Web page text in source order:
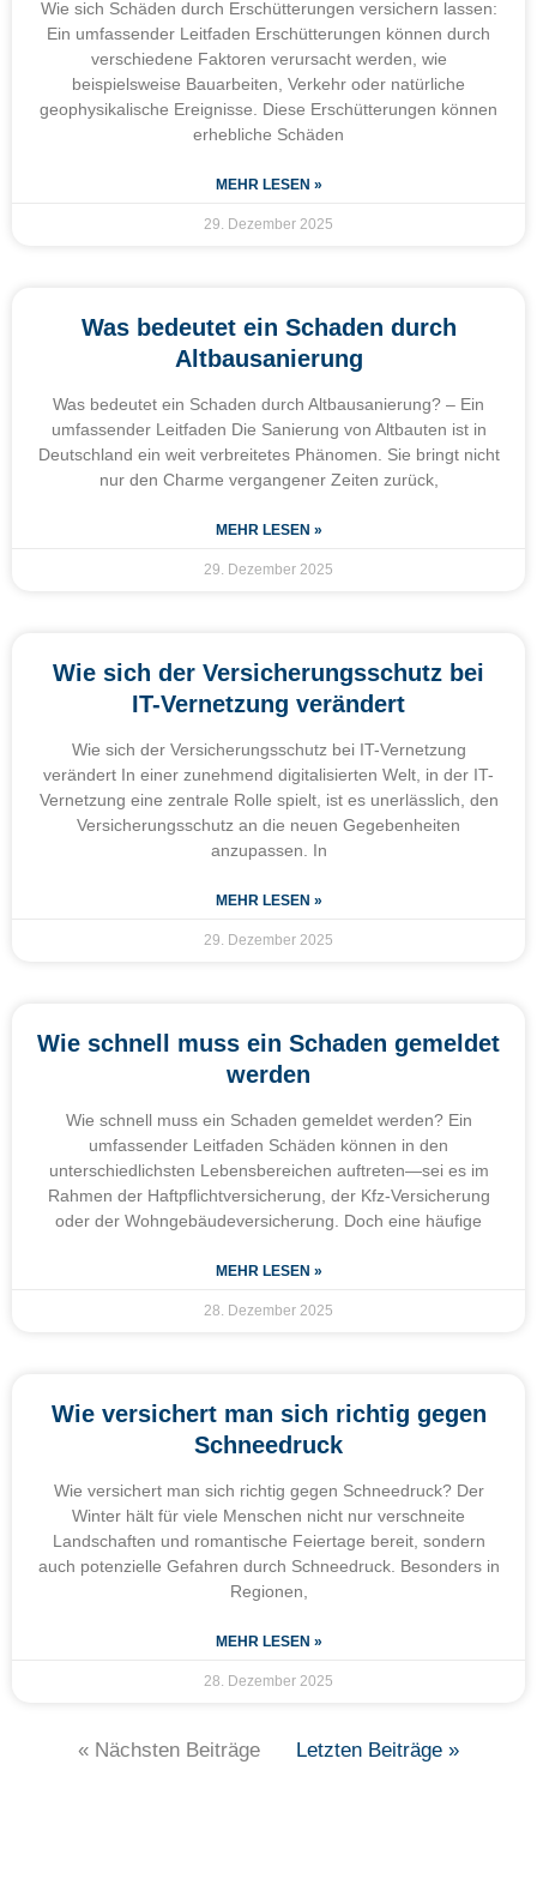
Wie sich Schäden durch Erschütterungen versichern lassen:
Ein umfassender Leitfaden Erschütterungen können durch
verschiedene Faktoren verursacht werden, wie
beispielsweise Bauarbeiten, Verkehr oder natürliche
geophysikalische Ereignisse. Diese Erschütterungen können
erhebliche Schäden
MEHR LESEN »
29. Dezember 2025
Was bedeutet ein Schaden durch
Altbausanierung
Was bedeutet ein Schaden durch Altbausanierung? – Ein
umfassender Leitfaden Die Sanierung von Altbauten ist in
Deutschland ein weit verbreitetes Phänomen. Sie bringt nicht
nur den Charme vergangener Zeiten zurück,
MEHR LESEN »
29. Dezember 2025
Wie sich der Versicherungsschutz bei
IT-Vernetzung verändert
Wie sich der Versicherungsschutz bei IT-Vernetzung
verändert In einer zunehmend digitalisierten Welt, in der IT-
Vernetzung eine zentrale Rolle spielt, ist es unerlässlich, den
Versicherungsschutz an die neuen Gegebenheiten
anzupassen. In
MEHR LESEN »
29. Dezember 2025
Wie schnell muss ein Schaden gemeldet
werden
Wie schnell muss ein Schaden gemeldet werden? Ein
umfassender Leitfaden Schäden können in den
unterschiedlichsten Lebensbereichen auftreten—sei es im
Rahmen der Haftpflichtversicherung, der Kfz-Versicherung
oder der Wohngebäudeversicherung. Doch eine häufige
MEHR LESEN »
28. Dezember 2025
Wie versichert man sich richtig gegen
Schneedruck
Wie versichert man sich richtig gegen Schneedruck? Der
Winter hält für viele Menschen nicht nur verschneite
Landschaften und romantische Feiertage bereit, sondern
auch potenzielle Gefahren durch Schneedruck. Besonders in
Regionen,
MEHR LESEN »
28. Dezember 2025
« Nächsten Beiträge Letzten Beiträge »